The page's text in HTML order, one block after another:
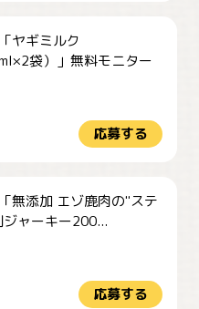
ヤギミルク
袋）」無料モニター
応募する
無添加 エゾ鹿肉の"ステ
ャーキー200...
応募する